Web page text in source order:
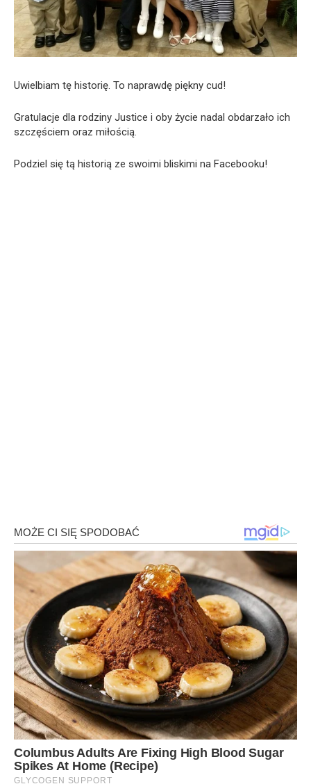
Uwielbiam tę historię. To naprawdę piękny cud!
Gratulacje dla rodziny Justice i oby życie nadal obdarzało ich
szczęściem oraz miłością.
Podziel się tą historią ze swoimi bliskimi na Facebooku!